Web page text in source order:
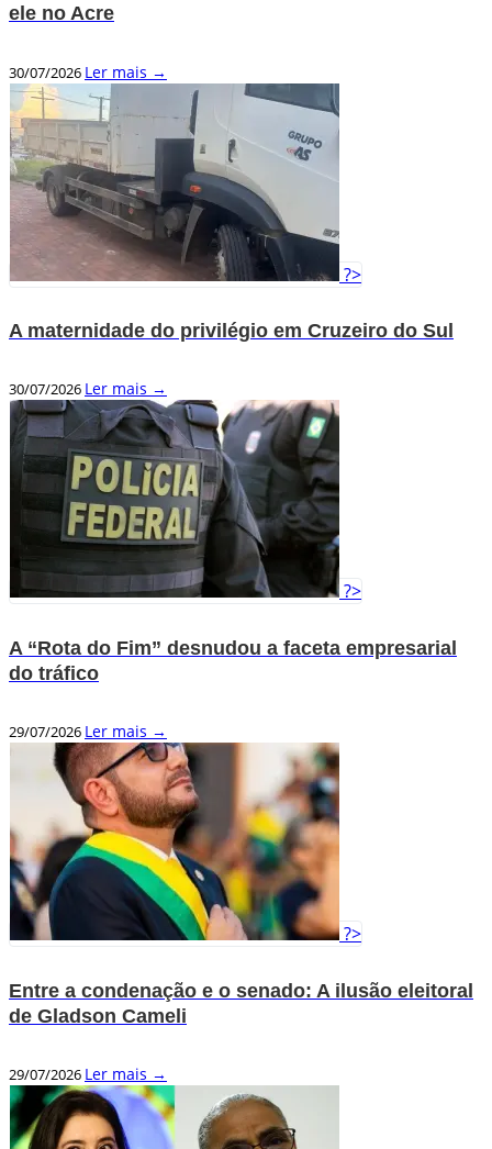
ele no Acre
30/07/2026 Ler mais →
?>
A maternidade do privilégio em Cruzeiro do Sul
30/07/2026 Ler mais →
?>
A “Rota do Fim” desnudou a faceta empresarial
do tráfico
29/07/2026 Ler mais →
?>
Entre a condenação e o senado: A ilusão eleitoral
de Gladson Cameli
29/07/2026 Ler mais →